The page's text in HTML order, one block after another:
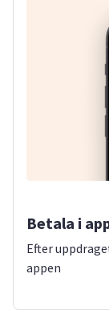
Betala i
Efter
appen